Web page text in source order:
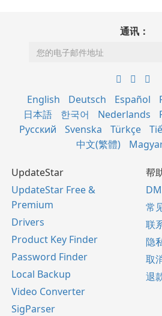
通讯：
English Deutsch Español
日本語
한국어 Nederlands
Русский
Svenska Türkçe
中文(繁體)
UpdateStar
UpdateStar Free &
Premium
Drivers
Product Key Finder
Password Finder
Local Backup
Video Converter
SigParser
帮
常
联
隐
取
退